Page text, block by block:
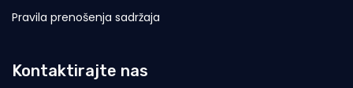
Pravila prenošenja sadržaja
Kontaktirajte nas